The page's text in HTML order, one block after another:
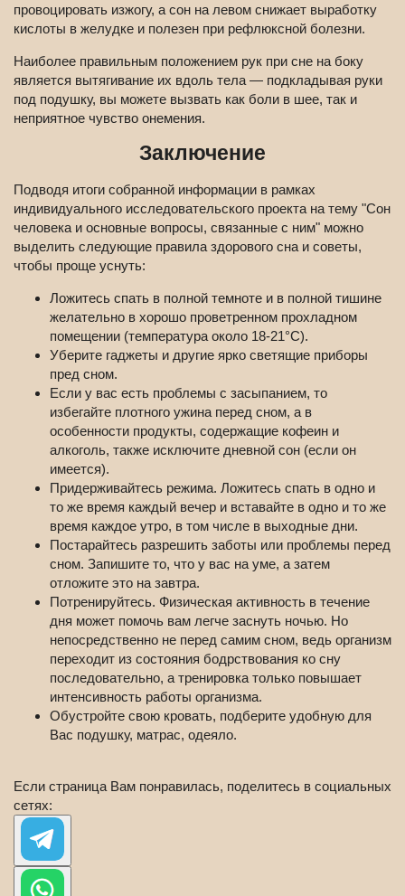
провоцировать изжогу, а сон на левом снижает выработку
кислоты в желудке и полезен при рефлюксной болезни.
Наиболее правильным положением рук при сне на боку
является вытягивание их вдоль тела — подкладывая руки
под подушку, вы можете вызвать как боли в шее, так и
неприятное чувство онемения.
Заключение
Подводя итоги собранной информации в рамках
индивидуального исследовательского проекта на тему "Сон
человека и основные вопросы, связанные с ним" можно
выделить следующие правила здорового сна и советы,
чтобы проще уснуть:
Ложитесь спать в полной темноте и в полной тишине
желательно в хорошо проветренном прохладном
помещении (температура около 18-21°С).
Уберите гаджеты и другие ярко светящие приборы
пред сном.
Если у вас есть проблемы с засыпанием, то
избегайте плотного ужина перед сном, а в
особенности продукты, содержащие кофеин и
алкоголь, также исключите дневной сон (если он
имеется).
Придерживайтесь режима. Ложитесь спать в одно и
то же время каждый вечер и вставайте в одно и то же
время каждое утро, в том числе в выходные дни.
Постарайтесь разрешить заботы или проблемы перед
сном. Запишите то, что у вас на уме, а затем
отложите это на завтра.
Потренируйтесь. Физическая активность в течение
дня может помочь вам легче заснуть ночью. Но
непосредственно не перед самим сном, ведь организм
переходит из состояния бодрствования ко сну
последовательно, а тренировка только повышает
интенсивность работы организма.
Обустройте свою кровать, подберите удобную для
Вас подушку, матрас, одеяло.
Если страница Вам понравилась, поделитесь в социальных
сетях: